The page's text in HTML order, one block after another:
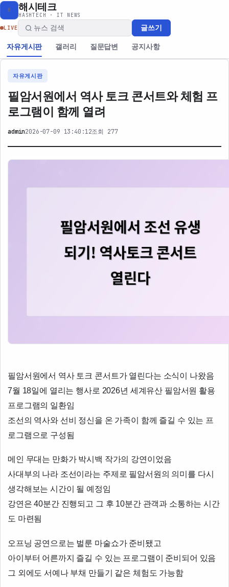
H 해시테크
HASHTECH · IT NEWS
자유게시판 갤러리 질문답변 공지사항
LIVE 글쓰기
자유게시판
필암서원에서 역사 토크 콘서트와 체험 프
로그램이 함께 열려
admin2026-07-09 13:40:12조회 277
필암서원에서 역사 토크 콘서트가 열린다는 소식이 나왔음
7월 18일에 열리는 행사로 2026년 세계유산 필암서원 활용
프로그램의 일환임
조선의 역사와 선비 정신을 온 가족이 함께 즐길 수 있는 프
로그램으로 구성됨
메인 무대는 만화가 박시백 작가의 강연이었음
사대부의 나라 조선이라는 주제로 필암서원의 의미를 다시
생각해보는 시간이 될 예정임
강연은 40분간 진행되고 그 후 10분간 관객과 소통하는 시간
도 마련됨
오프닝 공연으로는 벌룬 마술쇼가 준비됐고
아이부터 어른까지 즐길 수 있는 프로그램이 준비되어 있음
그 외에도 서예나 부채 만들기 같은 체험도 가능함